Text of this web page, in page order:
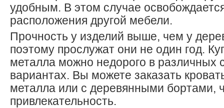
удобным. В этом случае
расположения другой мебели.
Прочность у изделий выше, чем у
поэтому прослужат они не один год.
металла можно недорого в различных
вариантах. Вы можете заказать
металла или с деревянными бортами,
привлекательность.